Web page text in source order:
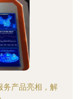
务产品亮相，解